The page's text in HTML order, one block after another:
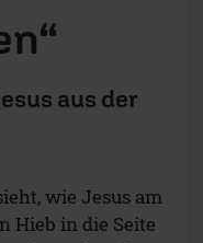
aus der
wie Jesus am
Hieb in die Seite